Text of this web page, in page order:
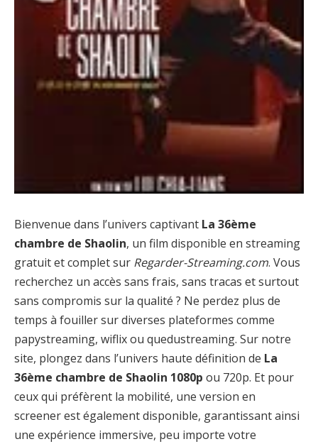
Bienvenue dans l’univers captivant La 36ème
chambre de Shaolin, un film disponible en streaming
gratuit et complet sur Regarder-Streaming.com. Vous
recherchez un accès sans frais, sans tracas et surtout
sans compromis sur la qualité ? Ne perdez plus de
temps à fouiller sur diverses plateformes comme
papystreaming, wiflix ou quedustreaming. Sur notre
site, plongez dans l’univers haute définition de La
36ème chambre de Shaolin 1080p ou 720p. Et pour
ceux qui préfèrent la mobilité, une version en
screener est également disponible, garantissant ainsi
une expérience immersive, peu importe votre